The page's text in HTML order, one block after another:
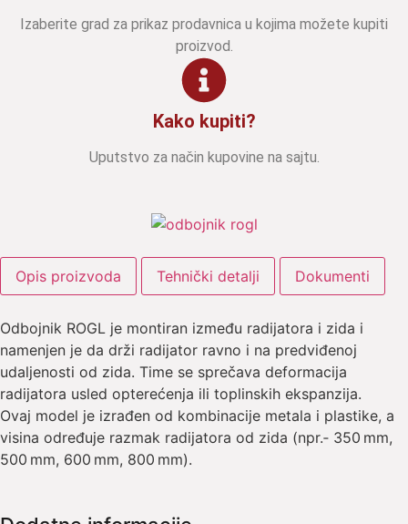
Izaberite grad za prikaz prodavnica u kojima možete kupiti
proizvod.
Kako kupiti?
Uputstvo za način kupovine na sajtu.
Opis proizvoda Tehnički detalji Dokumenti
Odbojnik ROGL je montiran između radijatora i zida i
namenjen je da drži radijator ravno i na predviđenoj
udaljenosti od zida. Time se sprečava deformacija
radijatora usled opterećenja ili toplinskih ekspanzija.
Ovaj model je izrađen od kombinacije metala i plastike, a
visina određuje razmak radijatora od zida (npr.‑ 350 mm,
500 mm, 600 mm, 800 mm).